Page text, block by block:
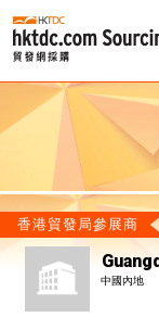
香港貿發局參展商
中國內地